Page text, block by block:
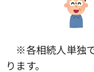
※各相続人単独
ります。